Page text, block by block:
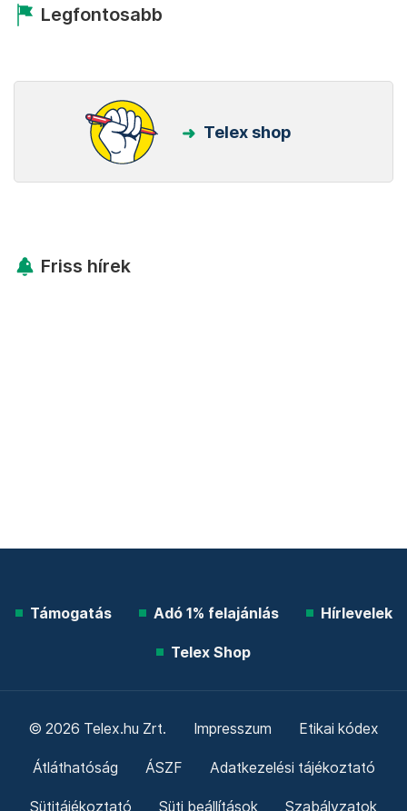
Legfontosabb
Telex shop
Friss hírek
Támogatás Adó 1% felajánlás Hírlevelek
Telex Shop
© 2026 Telex.hu Zrt. Impresszum Etikai kódex
Átláthatóság ÁSZF Adatkezelési tájékoztató
Sütitájékoztató Süti beállítások Szabályzatok